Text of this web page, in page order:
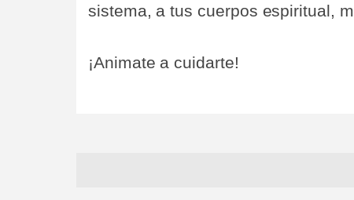
sistema, a tus cuerpos espiritual,
¡Animate a cuidarte!